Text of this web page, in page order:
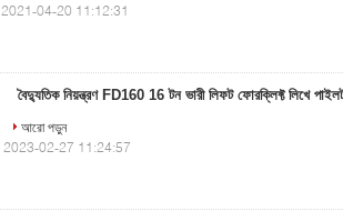
2021-04-20 11:12:31
বৈদ্যুতিক নিয়ন্ত্রণ FD160 16 টন ভারী লিফট ফোরক্লিফ্ট লিখে
আরো পড়ুন
2023-02-27 11:24:57